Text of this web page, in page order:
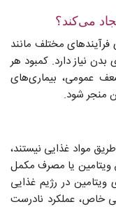
می‌کند؟
مختلف مانند
بدن نیاز دارد. کمبود هر
عمومی، بیماری‌های
منجر شود.
مواد غذایی نیستند،
ویتامین یا مصرف مکمل
در رژیم غذایی
خاص، عملکرد نادرست